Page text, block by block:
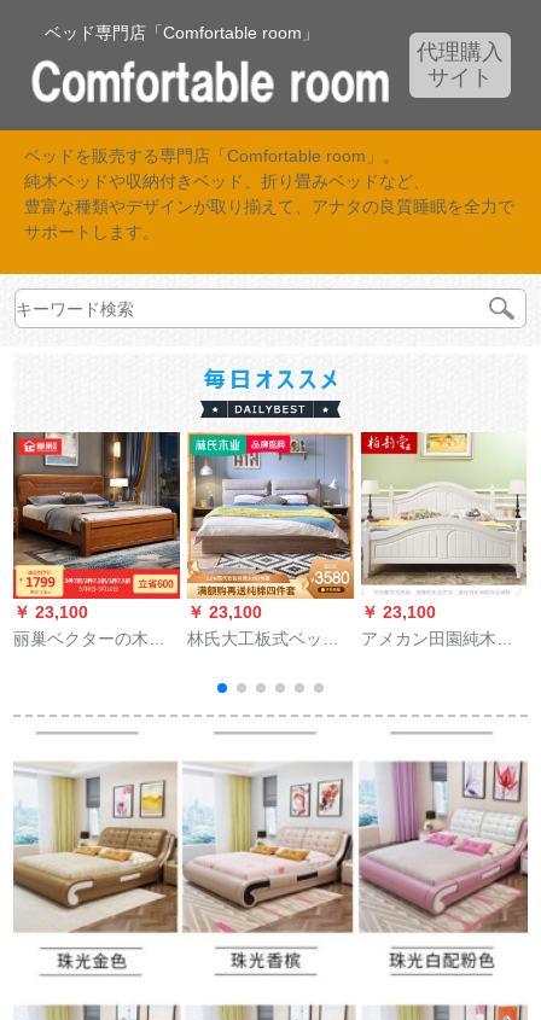
ベッド専門店「Comfortable room」
代理購入
サイト
ベッドを販売する専門店「Comfortable room」。
純木ベッドや収納付きベッド、折り畳みベッドなど、
豊富な種類やデザインが取り揃えて、アナタの良質睡眠を全力で
サポートします。
￥ 23,100
丽巢ベクターの木纯
クターGD 168普通ベ
￥ 23,100
林氏大工板式ベッド
moダンシンプ婚房家
具ポートレートDV 3
金收藏ブト+ベト头台
*1+019ベトパッド
*2000
￥ 23,100
アメカン田園純木ベ
納納納納納納庫ベケ